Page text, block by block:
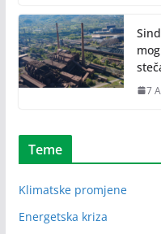
7
Teme
Klimatske promjene
Energetska kriza